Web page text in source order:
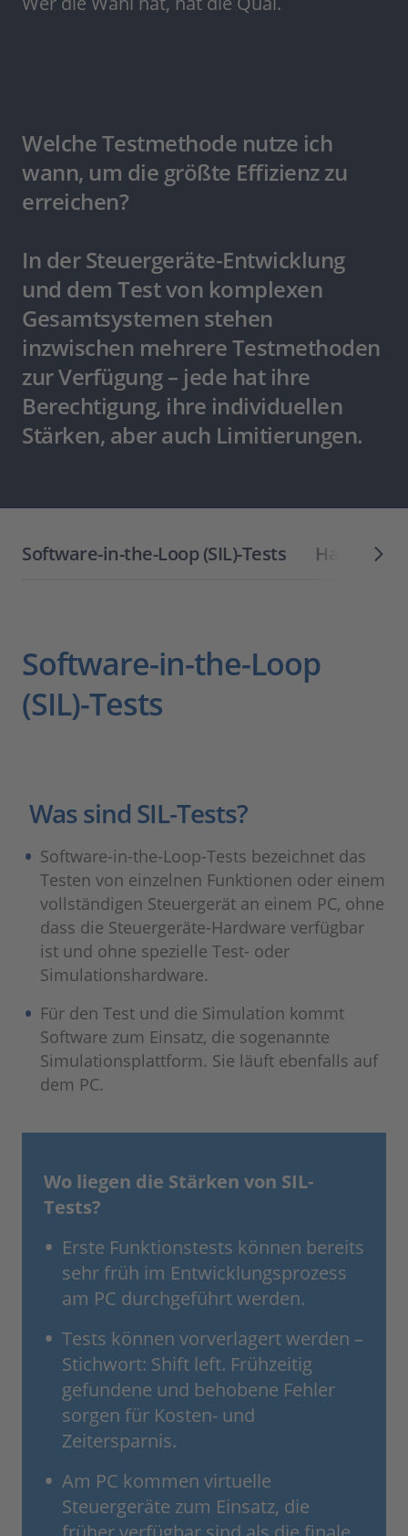
Welche Testmethode nutze ich
wann, um die größte Effizienz zu
erreichen?
In der Steuergeräte-Entwicklung
und dem Test von komplexen
Gesamtsystemen stehen
inzwischen mehrere Testmethoden
zur Verfügung – jede hat ihre
Berechtigung, ihre individuellen
Stärken, aber auch Limitierungen.
Software-in-the-Loop (SIL)-Tests
Software-in-the-Loop
(SIL)-Tests
Was sind SIL-Tests?
Software-in-the-Loop-Tests bezeichnet das
Testen von einzelnen Funktionen oder einem
vollständigen Steuergerät an einem PC, ohne
dass die Steuergeräte-Hardware verfügbar
ist und ohne spezielle Test- oder
Simulationshardware.
Für den Test und die Simulation kommt
Software zum Einsatz, die sogenannte
Simulationsplattform. Sie läuft ebenfalls auf
dem PC.
Wo liegen die Stärken von SIL-
Tests?
Erste Funktionstests können bereits
sehr früh im Entwicklungsprozess
am PC durchgeführt werden.
Tests können vorverlagert werden –
Stichwort: Shift left. Frühzeitig
gefundene und behobene Fehler
sorgen für Kosten- und
Zeitersparnis.
Am PC kommen virtuelle
Steuergeräte zum Einsatz, die